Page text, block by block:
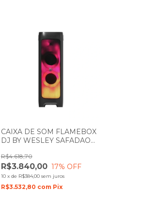
CAIXA DE SOM FLAMEBOX
DJ BY WESLEY SAFADAO
R$3.840,00
R$4.618,70
17% OFF
10 x de R$384,00 sem juros
R$3.532,80 com Pix